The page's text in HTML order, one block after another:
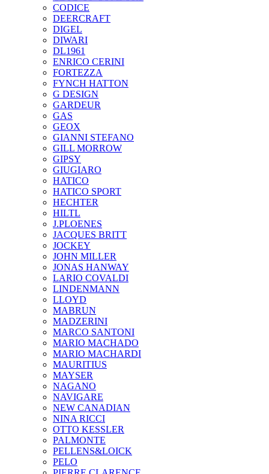
CODICE
DEERCRAFT
DIGEL
DIWARI
DL1961
ENRICO CERINI
FORTEZZA
FYNCH HATTON
G DESIGN
GARDEUR
GAS
GEOX
GIANNI STEFANO
GILL MORROW
GIPSY
GIUGIARO
HATICO
HATICO SPORT
HECHTER
HILTL
J.PLOENES
JAСQUES BRITT
JOCKEY
JOHN MILLER
JONAS HANWAY
LARIO COVALDI
LINDENMANN
LLOYD
MABRUN
MADZERINI
MARCO SANTONI
MARIO MACHADO
MARIO MACHARDI
MAURITIUS
MAYSER
NAGANO
NAVIGARE
NEW CANADIAN
NINA RICCI
OTTO KESSLER
PALMONTE
PELLENS&LOICK
PELO